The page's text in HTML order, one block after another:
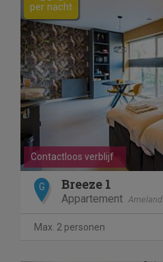
Contactloos verblijf
per nacht
G Breeze 1
Appartement Ameland
Max. 2 personen